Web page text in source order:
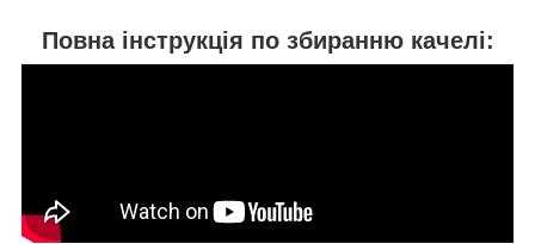
Повна інструкція по збиранню качелі: